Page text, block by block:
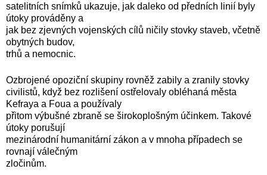
satelitních snímků ukazuje, jak daleko od předních linií byly
útoky prováděny a
jak bez zjevných vojenských cílů ničily stovky staveb, včetně
obytných budov,
trhů a nemocnic.
Ozbrojené opoziční skupiny rovněž zabily a zranily stovky
civilistů, když bez rozlišení ostřelovaly obléhaná města
Kefraya a Foua a používaly
přitom výbušné zbraně se širokoplošným účinkem. Takové
útoky porušují
mezinárodní humanitární zákon a v mnoha případech se
rovnají válečným
zločinům.